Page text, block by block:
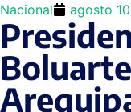
Nacional
agosto